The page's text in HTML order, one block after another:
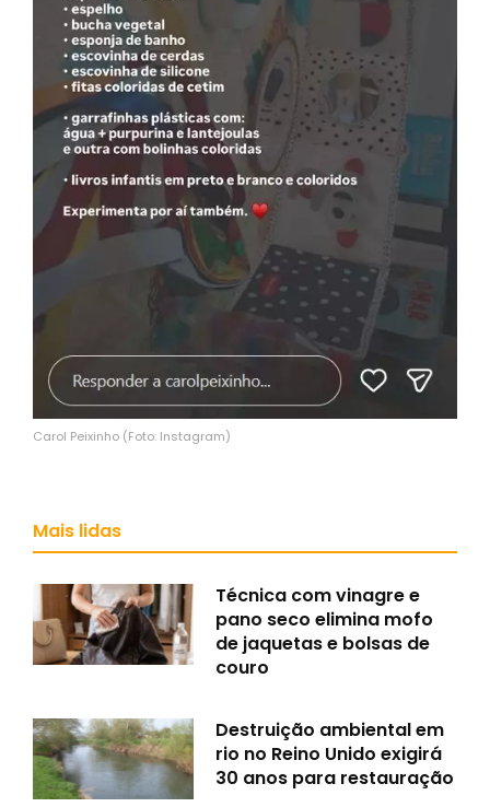
Carol Peixinho (Foto: Instagram)
Mais lidas
Técnica com vinagre e
pano seco elimina mofo
de jaquetas e bolsas de
couro
Destruição ambiental em
rio no Reino Unido exigirá
30 anos para restauração